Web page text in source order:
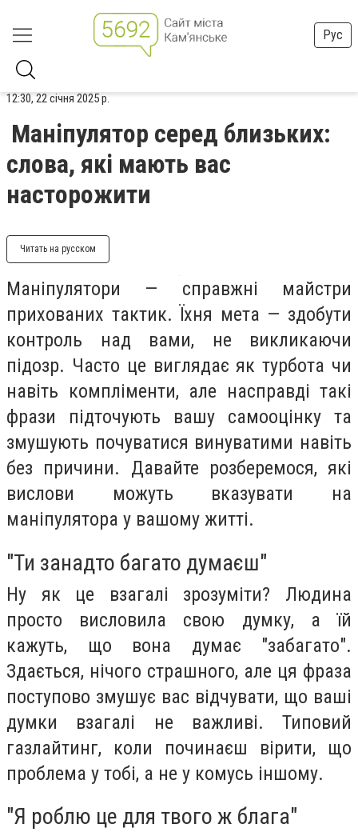
Рус
12:30, 22 січня 2025 р.
Маніпулятор серед близьких:
слова, які мають вас
насторожити
Читать на русском
Маніпулятори — справжні майстри
прихованих тактик. Їхня мета — здобути
контроль над вами, не викликаючи
підозр. Часто це виглядає як турбота чи
навіть компліменти, але насправді такі
фрази підточують вашу самооцінку та
змушують почуватися винуватими навіть
без причини. Давайте розберемося, які
вислови можуть вказувати на
маніпулятора у вашому житті.
"Ти занадто багато думаєш"
Ну як це взагалі зрозуміти? Людина
просто висловила свою думку, а їй
кажуть, що вона думає "забагато".
Здається, нічого страшного, але ця фраза
поступово змушує вас відчувати, що ваші
думки взагалі не важливі. Типовий
газлайтинг, коли починаєш вірити, що
проблема у тобі, а не у комусь іншому.
"Я роблю це для твого ж блага"